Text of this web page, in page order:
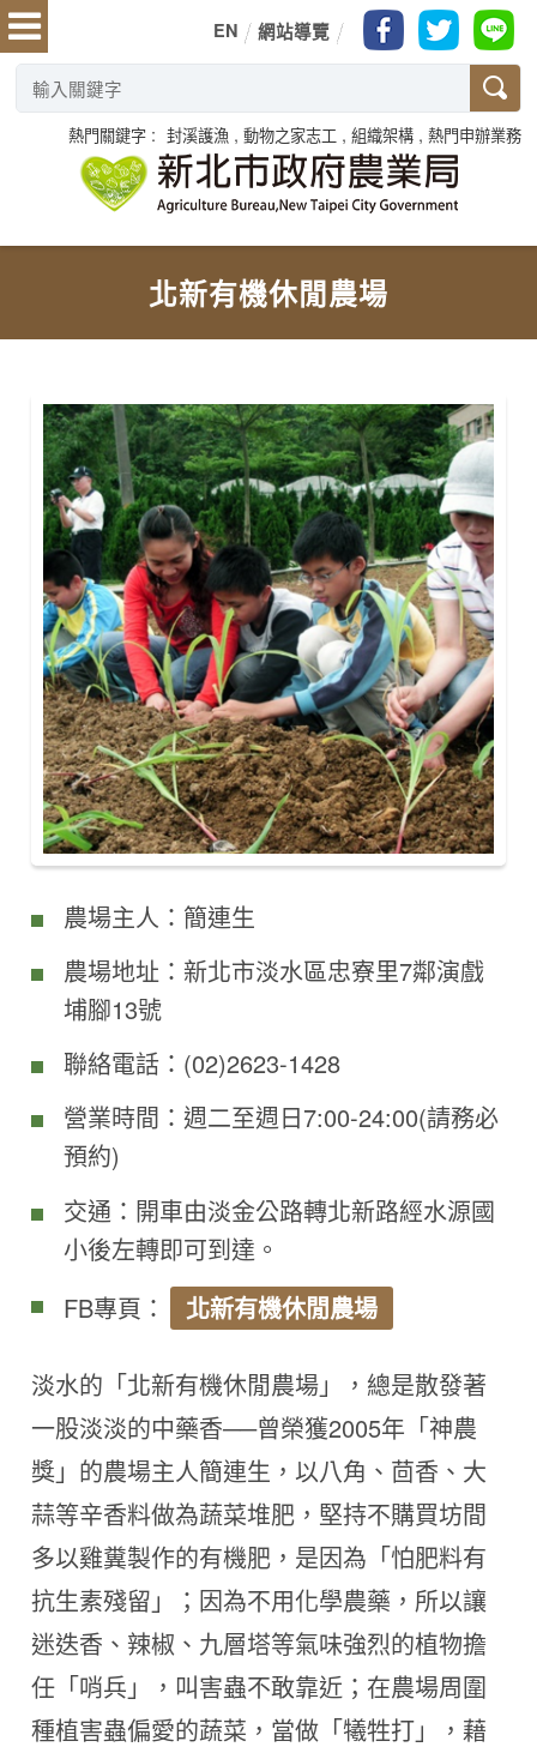
EN 網站導覽
熱門關鍵字 封溪護漁 動物之家志工 組織架構 熱門申辦業務
北新有機休閒農場
農場主人：簡連生
農場地址：新北市淡水區忠寮里7鄰演戲
埔腳13號
聯絡電話：(02)2623-1428
營業時間：週二至週日7:00-24:00(請務必
預約)
交通：開車由淡金公路轉北新路經水源國
小後左轉即可到達。
FB專頁：
北新有機休閒農場
淡水的「北新有機休閒農場」，總是散發著
一股淡淡的中藥香──曾榮獲2005年「神農
獎」的農場主人簡連生，以八角、茴香、大
蒜等辛香料做為蔬菜堆肥，堅持不購買坊間
多以雞糞製作的有機肥，是因為「怕肥料有
抗生素殘留」；因為不用化學農藥，所以讓
迷迭香、辣椒、九層塔等氣味強烈的植物擔
任「哨兵」，叫害蟲不敢靠近；在農場周圍
種植害蟲偏愛的蔬菜，當做「犧牲打」，藉